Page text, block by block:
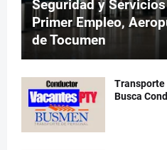
Seguridad y
Primer Empleo,
de Tocumen
Transporte
Busca